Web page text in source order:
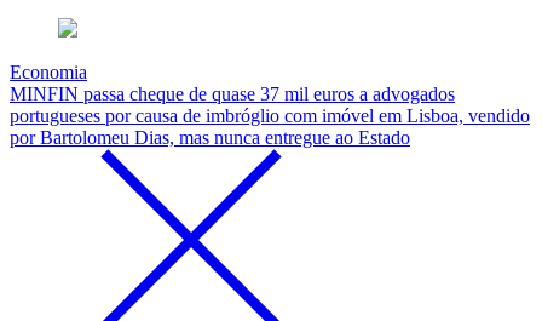
Economia
MINFIN passa cheque de quase 37 mil euros a advogados
portugueses por causa de imbróglio com imóvel em Lisboa, vendido
por Bartolomeu Dias, mas nunca entregue ao Estado